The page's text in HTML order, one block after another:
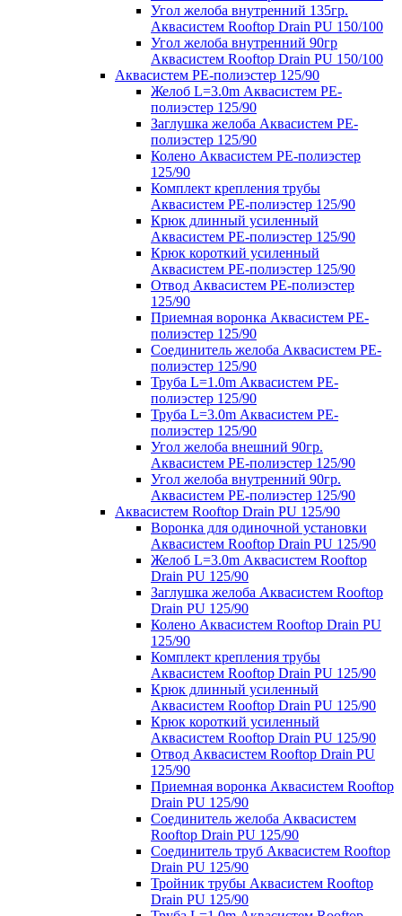
Угол желоба внутренний 135гр.
Аквасистем Rooftop Drain PU 150/100
Угол желоба внутренний 90гр
Аквасистем Rooftop Drain PU 150/100
Аквасистем PE-полиэстер 125/90
Желоб L=3.0m Аквасистем PE-
полиэстер 125/90
Заглушка желоба Аквасистем PE-
полиэстер 125/90
Колено Аквасистем PE-полиэстер
125/90
Комплект крепления трубы
Аквасистем PE-полиэстер 125/90
Крюк длинный усиленный
Аквасистем PE-полиэстер 125/90
Крюк короткий усиленный
Аквасистем PE-полиэстер 125/90
Отвод Аквасистем РЕ-полиэстер
125/90
Приемная воронка Аквасистем PE-
полиэстер 125/90
Соединитель желоба Аквасистем PE-
полиэстер 125/90
Труба L=1.0m Аквасистем PE-
полиэстер 125/90
Труба L=3.0m Аквасистем PE-
полиэстер 125/90
Угол желоба внешний 90гр.
Аквасистем PE-полиэстер 125/90
Угол желоба внутренний 90гр.
Аквасистем PE-полиэстер 125/90
Аквасистем Rooftop Drain PU 125/90
Воронка для одиночной установки
Аквасистем Rooftop Drain PU 125/90
Желоб L=3.0m Аквасистем Rooftop
Drain PU 125/90
Заглушка желоба Аквасистем Rooftop
Drain PU 125/90
Колено Аквасистем Rooftop Drain PU
125/90
Комплект крепления трубы
Аквасистем Rooftop Drain PU 125/90
Крюк длинный усиленный
Аквасистем Rooftop Drain PU 125/90
Крюк короткий усиленный
Аквасистем Rooftop Drain PU 125/90
Отвод Аквасистем Rooftop Drain PU
125/90
Приемная воронка Аквасистем Rooftop
Drain PU 125/90
Соединитель желоба Аквасистем
Rooftop Drain PU 125/90
Соединитель труб Аквасистем Rooftop
Drain PU 125/90
Тройник трубы Аквасистем Rooftop
Drain PU 125/90